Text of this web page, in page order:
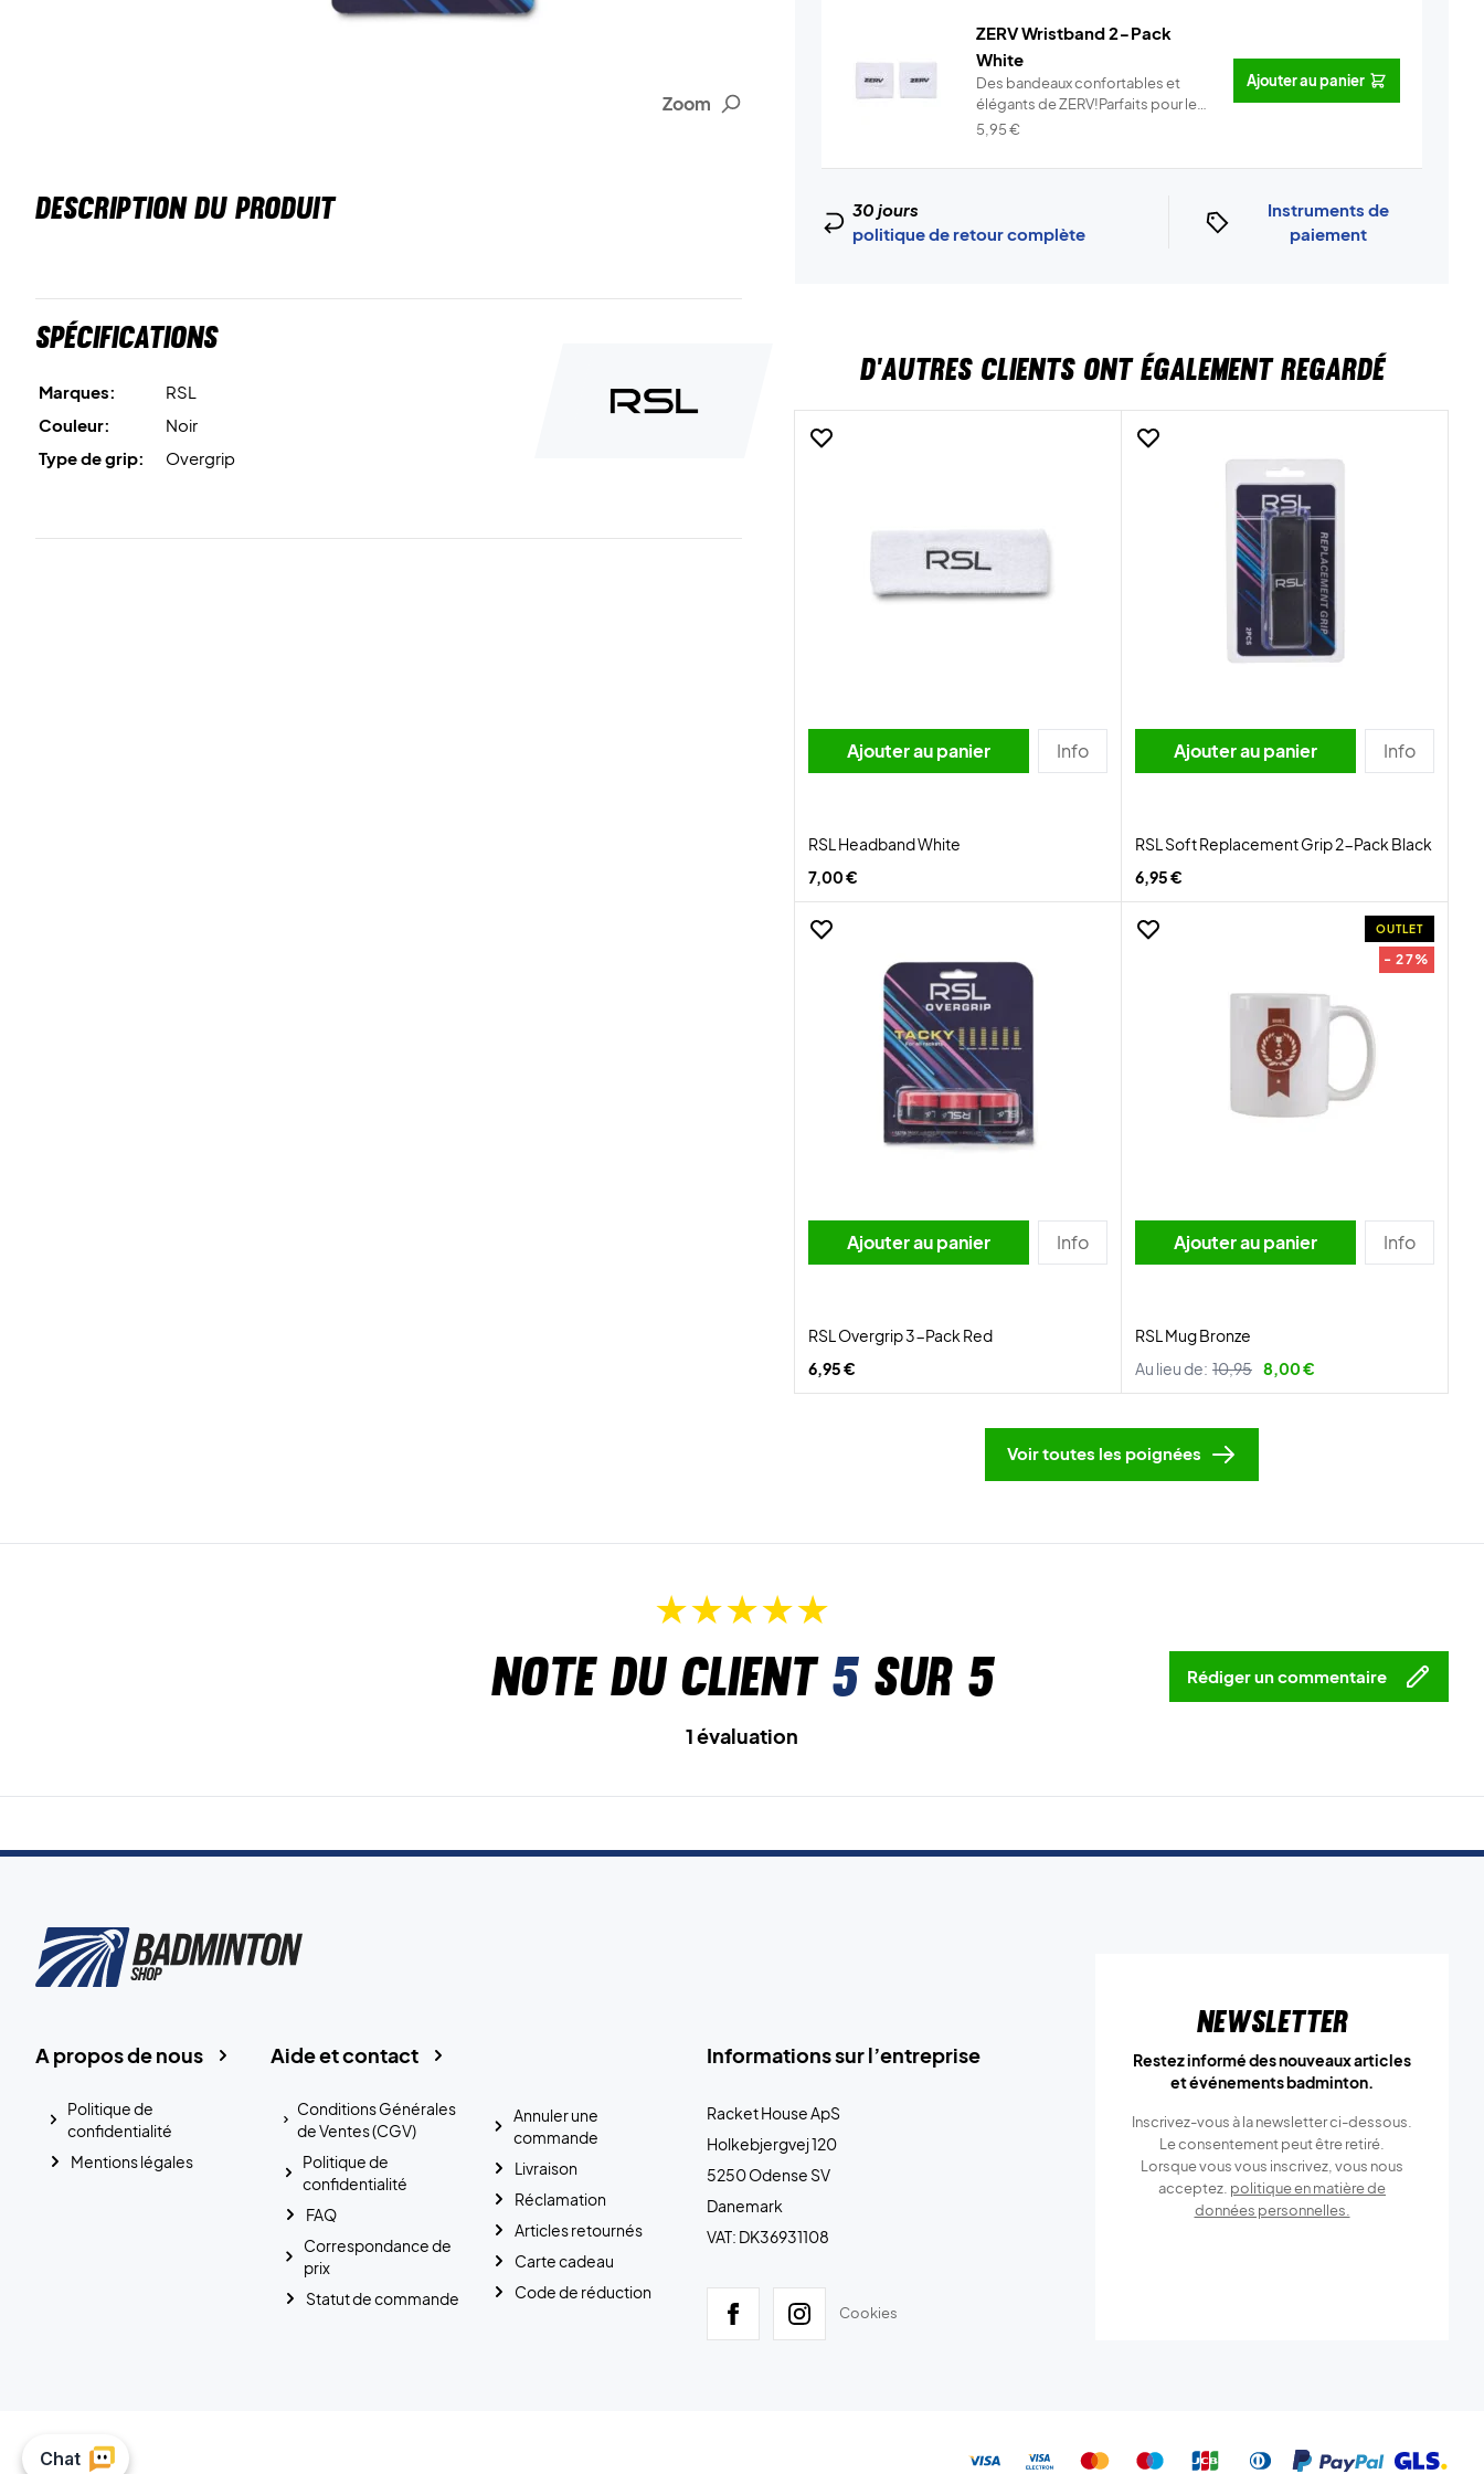
Zoom
DESCRIPTION DU PRODUIT
Spécifications
Marques:
RSL
Couleur:
Noir
Type de grip:
Overgrip
ZERV Wristband 2-Pack
White
Des bandeaux confortables et
élégants de ZERV!Parfaits pour le
t...
Info
5,95€
Ajouter au panier
30 jours
politique de retour complète
Instruments de
paiement
D'AUTRES CLIENTS ONT ÉGALEMENT REGARDÉ
Ajouter au panier Info
RSL Headband White
7,00 €
Ajouter au panier Info
RSL Soft Replacement Grip 2-Pack Black
6,95 €
Ajouter au panier Info
RSL Overgrip 3-Pack Red
6,95 €
OUTLET
- 27%
Ajouter au panier Info
RSL Mug Bronze
Au lieu de: 10,95 8,00 €
Voir toutes les poignées
Note du client 5sur 5 Rédiger un commentaire
1 évaluation
Informations sur l’entreprise
Racket House ApS
Holkebjergvej 120
5250 Odense SV
Danemark
VAT: DK36931108
Cookies
Aide et contact
Conditions Générales
de Ventes (CGV)
Politique de
confidentialité
FAQ
Correspondance de
prix
Statut de commande
Annuler une
commande
Livraison
Réclamation
Articles retournés
Carte cadeau
Code de réduction
A propos de nous
Politique de
confidentialité
Mentions légales
Newsletter
Restez informé des nouveaux articles
et événements badminton.
Inscrivez-vous à la newsletter ci-dessous.
Le consentement peut être retiré.
Lorsque vous vous inscrivez, vous nous
acceptez. politique en matière de
données personnelles.